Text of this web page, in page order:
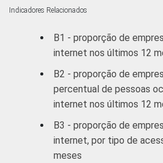
Transporte,
Indicadores Relacionados
B1 - proporção de
internet nos últimos 12
B2 - proporção de
percentual de pessoas
internet nos últimos 12
B3 - proporção de
internet, por tipo de
meses